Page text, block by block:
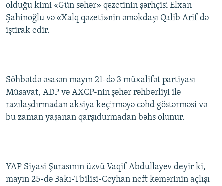
İNFOQRAFIKA
KARIKATURA
AZƏRBAYCAN ƏDƏBIYYATI KITABXANASI
İSLAM VƏ DEMOKRATIYA
MISSIYAMIZ
PEŞƏ ETIKASI VƏ JURNALISTIKA STANDARTLARIMIZ
BIZIMLƏ ƏLAQƏ
XƏBƏR BÜLLETENLƏRIMIZ
BIZI IZLƏ
olduğu kimi «Gün səhər» qəzetinin şərhçisi Elxan
Şahinoğlu və «Xalq qəzeti»nin əməkdaşı Qalib Arif də
iştirak edir.
Söhbətdə əsasən mayın 21-də 3 müxalifət partiyası –
Müsavat, ADP və AXCP-nin şəhər rəhbərliyi ilə
razılaşdırmadan aksiya keçirməyə cəhd göstərməsi və
bu zaman yaşanan qarşıdurmadan bəhs olunur.
YAP Siyasi Şurasının üzvü Vaqif Abdullayev deyir ki,
mayın 25-də Bakı-Tbilisi-Ceyhan neft kəmərinin açlışı